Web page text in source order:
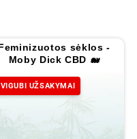
sėklos -
Moby Dick CBD 🐋
UŽSAKYMAI